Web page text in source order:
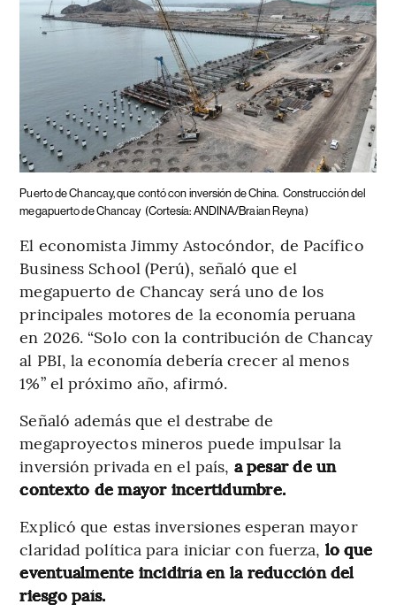
Puerto de Chancay, que contó con inversión de China. Construcción del
megapuerto de Chancay (Cortesía: ANDINA/Braian Reyna)
El economista Jimmy Astocóndor, de Pacífico
Business School (Perú), señaló que el
megapuerto de Chancay será uno de los
principales motores de la economía peruana
en 2026. “Solo con la contribución de Chancay
al PBI, la economía debería crecer al menos
1%” el próximo año, afirmó.
Señaló además que el destrabe de
megaproyectos mineros puede impulsar la
inversión privada en el país, a pesar de un
contexto de mayor incertidumbre.
Explicó que estas inversiones esperan mayor
claridad política para iniciar con fuerza, lo que
eventualmente incidiría en la reducción del
riesgo país.